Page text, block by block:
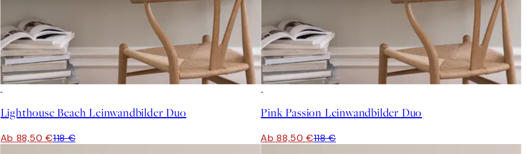
Lighthouse Beach Leinwandbilder Duo
Ab 88,50 €118 €
Pink Passion Leinwandbilder Duo
Ab 88,50 €118 €